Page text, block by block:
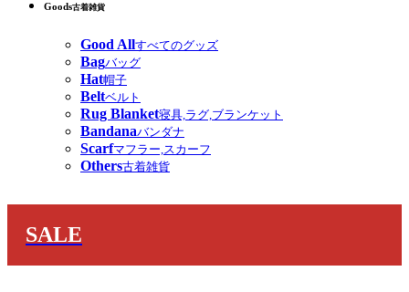
Goods古着雑貨
Good Allすべてのグッズ
Bagバッグ
Hat帽子
Beltベルト
Rug Blanket寝具,ラグ,ブランケット
Bandanaバンダナ
Scarfマフラー,スカーフ
Others古着雑貨
SALE